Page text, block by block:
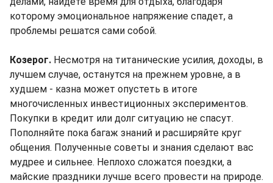
которому эмоциональное напряжение спадет, а
проблемы решатся сами собой.
Козерог. Несмотря на титанические усилия, доходы, в
лучшем случае, останутся на прежнем уровне, а в
худшем - казна может опустеть в итоге
многочисленных инвестиционных экспериментов.
Покупки в кредит или долг ситуацию не спасут.
Пополняйте пока багаж знаний и расширяйте круг
общения. Полученные советы и знания сделают вас
мудрее и сильнее. Неплохо сложатся поездки, а
майские праздники лучше всего провести на природе.